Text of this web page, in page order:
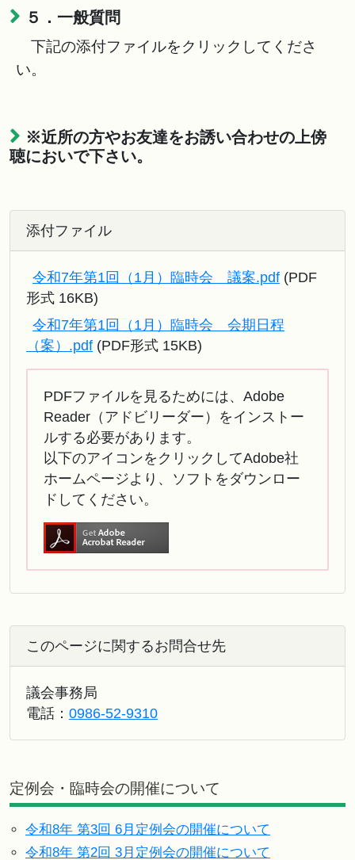
５．一般質問
下記の添付ファイルをクリックしてくださ
い。
※近所の方やお友達をお誘い合わせの上傍
聴においで下さい。
添付ファイル
令和7年第1回（1月）臨時会 議案.pdf (PDF
形式 16KB)
令和7年第1回（1月）臨時会 会期日程
（案）.pdf (PDF形式 15KB)
PDFファイルを見るためには、Adobe
Reader（アドビリーダー）をインストー
ルする必要があります。
以下のアイコンをクリックしてAdobe社
ホームページより、ソフトをダウンロー
ドしてください。
このページに関するお問合せ先
議会事務局
電話： 0986-52-9310
定例会・臨時会の開催について
令和8年 第3回 6月定例会の開催について
令和8年 第2回 3月定例会の開催について